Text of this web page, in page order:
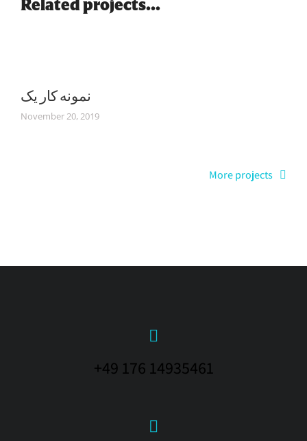
نمونه کار یک
November 20, 2019
More projects
+49 176 14935461